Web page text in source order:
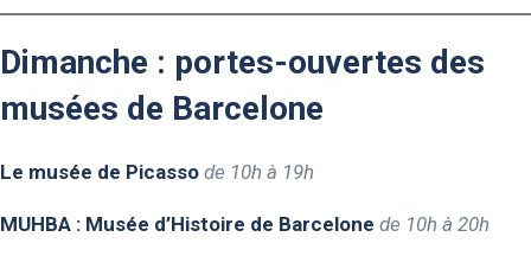
Dimanche : portes-ouvertes des
musées de Barcelone
Le musée de Picasso de 10h à 19h
MUHBA : Musée d’Histoire de Barcelone de 10h à 20h